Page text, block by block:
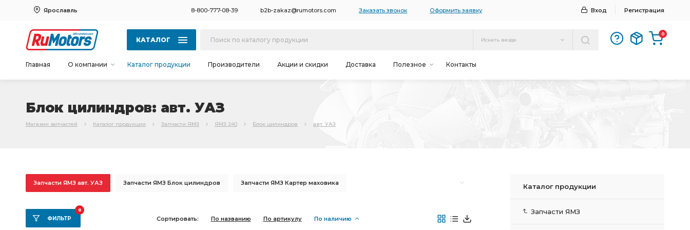
Ярославль 8-800-777-08-39 b2b-zakaz@rumotors.com Заказать звонок Оформить заявку Вход Регистрация
КАТАЛОГ Искать везде
0
Главная О компании Каталог продукции Производители Акции и скидки Доставка Полезное Контакты
Блок цилиндров: авт. УАЗ
Магазин запчастей Каталог продукции Запчасти ЯМЗ ЯМЗ 240 Блок цилиндров авт. УАЗ
Запчасти ЯМЗ авт. УАЗ Запчасти ЯМЗ Блок цилиндров Запчасти ЯМЗ Картер маховика
Запчасти ЯМЗ Д-260 МТЗ-1221
Запчасти ЯМЗ МТЗ-1221 -1523
ФИЛЬТР
0
Сортировать: По названию По артикулу По наличию
Каталог продукции
Запчасти ЯМЗ